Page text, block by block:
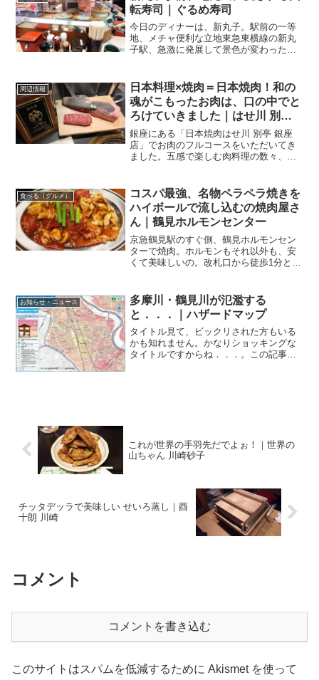
て大事じゃないですか。そ...
転寿司｜ぐるめ寿司
今日のディナーは、新丸子。駅前の一等
地、メチャ便利な立地東急東横線の新丸
子駅、急激に発展して景色が変わった武
お店が開店したり、反対に今まであった
お店が閉店してしまったり...
周辺情報
日本料理×焼肉＝日本焼肉！和の
魂がこもったお肉は、口の中でと
ろけていきました｜はせ川 別亭
銀座
銀座にある「日本焼肉はせ川 別亭 銀座
店」でお肉のフルコースをいただいてき
ました。五感で楽しむ肉料理の数々、恐
ってきました。地味な（なんて言ったら
怒られちゃいますが）交...
食べる（グルメ）
コスパ最強、名物ペラペラ焼きを
ハイボールで流し込むの焼肉屋さ
ん｜鶴見ホルモンセンター
京急鶴見駅のすぐ側、鶴見ホルモンセン
ターで焼肉。ホルモンもそれ以外も、安
くて美味しいの。改札口から徒歩1分とあ
見駅のすぐ側、そばっていうかほぼ隣。
改札口を出て徒歩1分か...
お知らせ・ニュース
多摩川・鶴見川が氾濫する
と．．．｜ハザードマップ
タイトル見て、ビックリされた方もいる
かも知れません。かなりショッキングな
タイトルですからね．．．。この記事
これが世界の手羽先だでよぉ！｜世界の
山ちゃん 川崎砂子
チッタデッラで美味しい せいろ蒸し｜酉
十朗 川崎
コメント
コメントを書き込む
このサイトはスパムを低減するために Akismet を使って